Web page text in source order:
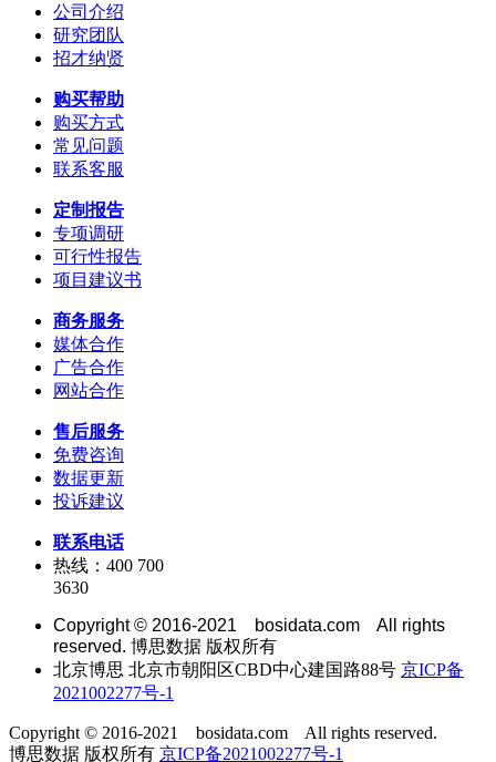
公司介绍
研究团队
招才纳贤
购买帮助
购买方式
常见问题
联系客服
定制报告
专项调研
可行性报告
项目建议书
商务服务
媒体合作
广告合作
网站合作
售后服务
免费咨询
数据更新
投诉建议
联系电话
热线：400 700
3630
Copyright © 2016-2021 bosidata.com All rights
reserved. 博思数据 版权所有
北京博思 北京市朝阳区CBD中心建国路88号 京ICP备
2021002277号-1
Copyright © 2016-2021 bosidata.com All rights reserved.
博思数据 版权所有 京ICP备2021002277号-1